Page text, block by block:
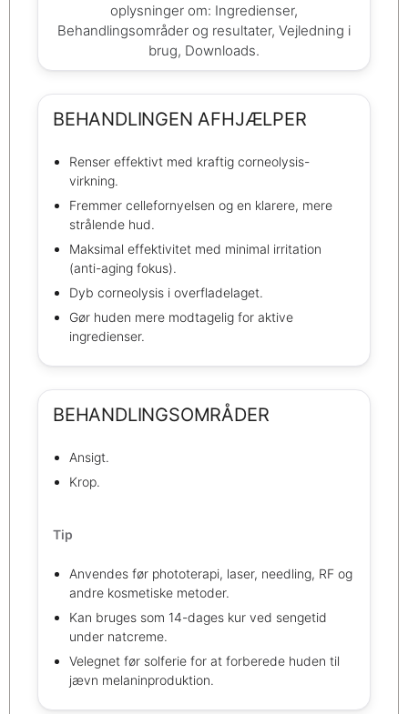
oplysninger om: Ingredienser,
Behandlingsområder og resultater, Vejledning i
brug, Downloads.
BEHANDLINGEN AFHJÆLPER
Renser effektivt med kraftig corneolysis-
virkning.
Fremmer cellefornyelsen og en klarere, mere
strålende hud.
Maksimal effektivitet med minimal irritation
(anti-aging fokus).
Dyb corneolysis i overfladelaget.
Gør huden mere modtagelig for aktive
ingredienser.
BEHANDLINGSOMRÅDER
Ansigt.
Krop.
Tip
Anvendes før phototerapi, laser, needling, RF og
andre kosmetiske metoder.
Kan bruges som 14-dages kur ved sengetid
under natcreme.
Velegnet før solferie for at forberede huden til
jævn melaninproduktion.